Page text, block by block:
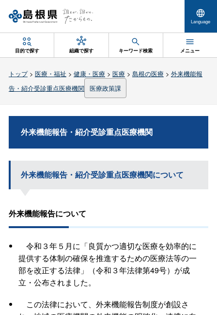
Language
目的で探す 組織で探す キーワード検索 メニュー
トップ> 医療・福祉 > 健康・医療 > 医療 > 島根の医療 > 外来機能報
告・紹介受診重点医療機関 医療政策課
外来機能報告・紹介受診重点医療機関
外来機能報告・紹介受診重点医療機関について
外来機能報告について
令和３年５月に「良質かつ適切な医療を効率的に
提供する体制の確保を推進するための医療法等の一
部を改正する法律」（令和３年法律第49号）が成
立・公布されました。
この法律において、外来機能報告制度が創設さ